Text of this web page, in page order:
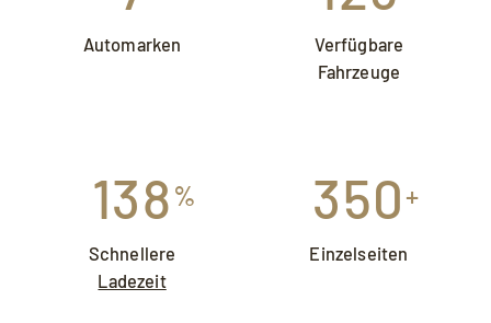
Automarken
Verfügbare
Fahrzeuge
138 %
Schnellere
Ladezeit
350 +
Einzelseiten